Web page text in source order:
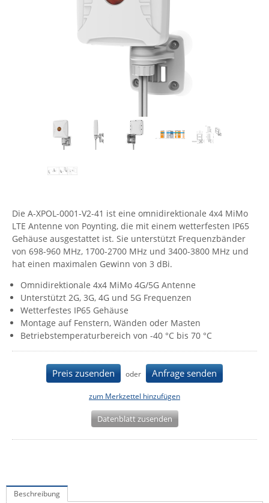
Energiemessung
Energieverteilung
IP, WLAN & GSM Sensorik
IoT - Internet of Things
IPC, Industrielle Netzwerktechnik & WLAN
Industrielle Netzwerktechnik / Kommunikation
IT Netzwerktechnik / Kommunikation
Enginko - mcf88
Fokus Technologies
Guntermann & Drunck
High Sec Labs
HW group
Icron
IEC Lock
Ihse
Kerlink
Kramer Electronics
KVM TEC
Legrand
Moxa
PatchSee
Die A-XPOL-0001-V2-41 ist eine omnidirektionale 4x4 MiMo
LTE Antenne von Poynting, die mit einem wetterfesten IP65
Gehäuse ausgestattet ist. Sie unterstützt Frequenzbänder
von 698-960 MHz, 1700-2700 MHz und 3400-3800 MHz und
hat einen maximalen Gewinn von 3 dBi.
Omnidirektionale 4x4 MiMo 4G/5G Antenne
Unterstützt 2G, 3G, 4G und 5G Frequenzen
Wetterfestes IP65 Gehäuse
Montage auf Fenstern, Wänden oder Masten
Betriebstemperaturbereich von -40 °C bis 70 °C
Preis zusenden oder Anfrage senden
zum Merkzettel hinzufügen
Datenblatt zusenden
Beschreibung